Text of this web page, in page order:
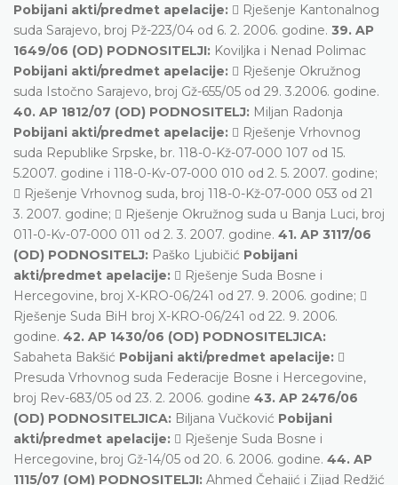
Pobijani akti/predmet apelacije:  Rješenje Kantonalnog
suda Sarajevo, broj Pž-223/04 od 6. 2. 2006. godine. 39. AP
1649/06 (OD) PODNOSITELJI: Koviljka i Nenad Polimac
Pobijani akti/predmet apelacije:  Rješenje Okružnog
suda Istočno Sarajevo, broj Gž-655/05 od 29. 3.2006. godine.
40. AP 1812/07 (OD) PODNOSITELJ: Miljan Radonja
Pobijani akti/predmet apelacije:  Rješenje Vrhovnog
suda Republike Srpske, br. 118-0-Kž-07-000 107 od 15.
5.2007. godine i 118-0-Kv-07-000 010 od 2. 5. 2007. godine;
 Rješenje Vrhovnog suda, broj 118-0-Kž-07-000 053 od 21
3. 2007. godine;  Rješenje Okružnog suda u Banja Luci, broj
011-0-Kv-07-000 011 od 2. 3. 2007. godine. 41. AP 3117/06
(OD) PODNOSITELJ: Paško Ljubičić Pobijani
akti/predmet apelacije:  Rješenje Suda Bosne i
Hercegovine, broj X-KRO-06/241 od 27. 9. 2006. godine; 
Rješenje Suda BiH broj X-KRO-06/241 od 22. 9. 2006.
godine. 42. AP 1430/06 (OD) PODNOSITELJICA:
Sabaheta Bakšić Pobijani akti/predmet apelacije: 
Presuda Vrhovnog suda Federacije Bosne i Hercegovine,
broj Rev-683/05 od 23. 2. 2006. godine 43. AP 2476/06
(OD) PODNOSITELJICA: Biljana Vučković Pobijani
akti/predmet apelacije:  Rješenje Suda Bosne i
Hercegovine, broj Gž-14/05 od 20. 6. 2006. godine. 44. AP
1115/07 (OM) PODNOSITELJI: Ahmed Čehajić i Zijad Redžić